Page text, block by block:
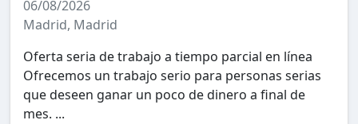
06/08/2026
Madrid, Madrid
Oferta seria de trabajo a tiempo parcial en línea
Ofrecemos un trabajo serio para personas serias
que deseen ganar un poco de dinero a final de
mes. ...